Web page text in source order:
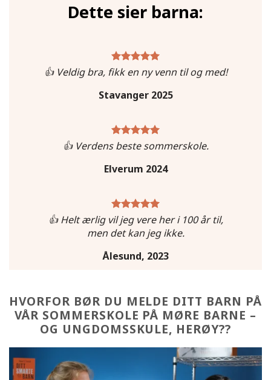
Dette sier barna:
👍 Veldig bra, fikk en ny venn til og med!
Stavanger 2025
👍 Verdens beste sommerskole.
Elverum 2024
👍 Helt ærlig vil jeg vere her i 100 år til,
men det kan jeg ikke.
Ålesund, 2023
HVORFOR BØR DU MELDE DITT BARN PÅ
VÅR SOMMERSKOLE PÅ MØRE BARNE –
OG UNGDOMSSKULE, HERØY??